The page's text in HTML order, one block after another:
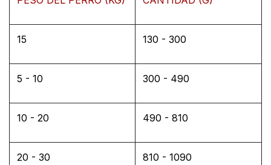
15 130 - 300
5 - 10 300 - 490
10 - 20 490 - 810
20 - 30 810 - 1090